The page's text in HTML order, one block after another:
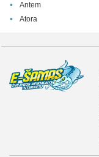
Antem
Atora